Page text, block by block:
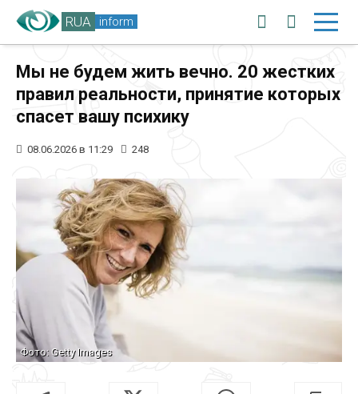
RUA inform
Мы не будем жить вечно. 20 жестких
правил реальности, принятие которых
спасет вашу психику
08.06.2026 в 11:29 248
Фото: Getty Images